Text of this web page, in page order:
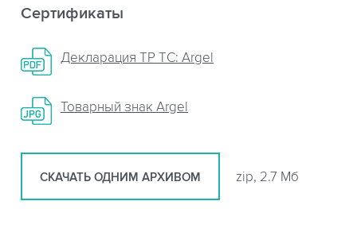
Сертификаты
Декларация ТР ТС: Argel
Товарный знак Argel
СКАЧАТЬ ОДНИМ АРХИВОМ zip, 2.7 Мб